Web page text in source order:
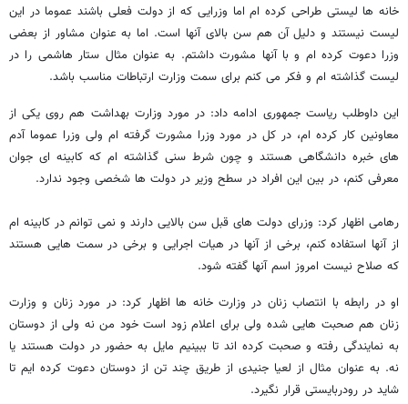
خانه ها لیستی طراحی کرده ام اما وزرایی که از دولت فعلی باشند عموما در این
لیست نیستند و دلیل آن هم سن بالای آنها است. اما به عنوان مشاور از بعضی
وزرا دعوت کرده ام و با آنها مشورت داشتم. به عنوان مثال ستار هاشمی را در
لیست گذاشته ام و فکر می کنم برای سمت وزارت ارتباطات مناسب باشد.
این داوطلب ریاست جمهوری ادامه داد: در مورد وزارت بهداشت هم روی یکی از
معاونین کار کرده ام، در کل در مورد وزرا مشورت گرفته ام ولی وزرا عموما آدم
های خبره دانشگاهی هستند و چون شرط سنی گذاشته ام که کابینه ای جوان
معرفی کنم، در بین این افراد در سطح وزیر در دولت ها شخصی وجود ندارد.
رهامی اظهار کرد: وزرای دولت های قبل سن بالایی دارند و نمی توانم در کابینه ام
از آنها استفاده کنم، برخی از آنها در هیات اجرایی و برخی در سمت هایی هستند
که صلاح نیست امروز اسم آنها گفته شود.
او در رابطه با انتصاب زنان در وزارت خانه ها اظهار کرد: در مورد زنان و وزارت
زنان هم صحبت هایی شده ولی برای اعلام زود است خود من نه ولی از دوستان
به نمایندگی رفته و صحبت کرده اند تا ببینیم مایل به حضور در دولت هستند یا
نه. به عنوان مثال از لعیا جنیدی از طریق چند تن از دوستان دعوت کرده ایم تا
شاید در رودربایستی قرار نگیرد.